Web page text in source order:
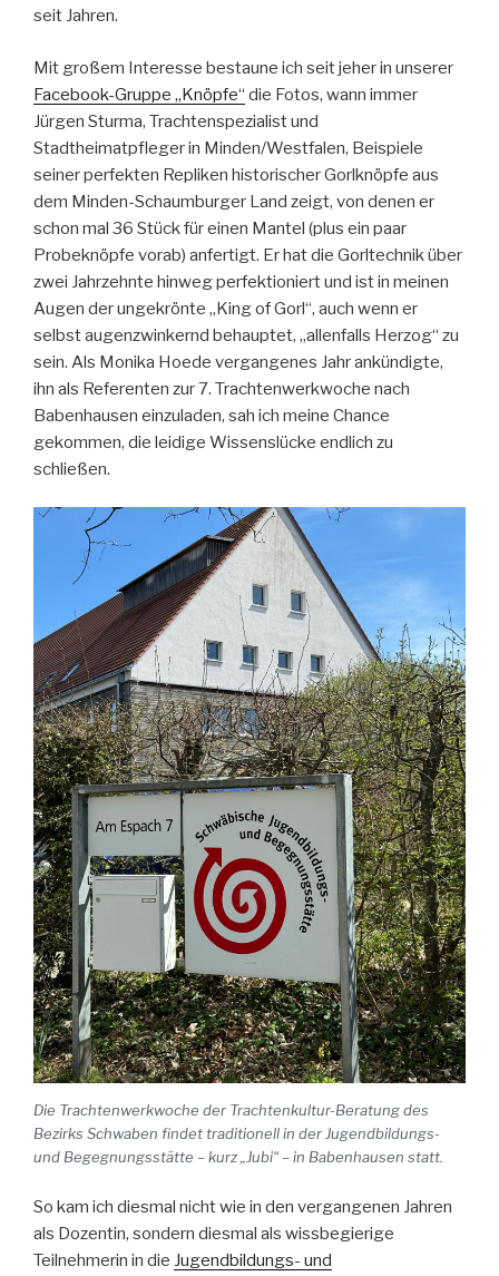
seit Jahren.
Mit großem Interesse bestaune ich seit jeher in unserer
Facebook-Gruppe „Knöpfe“ die Fotos, wann immer
Jürgen Sturma, Trachtenspezialist und
Stadtheimatpfleger in Minden/Westfalen, Beispiele
seiner perfekten Repliken historischer Gorlknöpfe aus
dem Minden-Schaumburger Land zeigt, von denen er
schon mal 36 Stück für einen Mantel (plus ein paar
Probeknöpfe vorab) anfertigt. Er hat die Gorltechnik über
zwei Jahrzehnte hinweg perfektioniert und ist in meinen
Augen der ungekrönte „King of Gorl“, auch wenn er
selbst augenzwinkernd behauptet, „allenfalls Herzog“ zu
sein. Als Monika Hoede vergangenes Jahr ankündigte,
ihn als Referenten zur 7. Trachtenwerkwoche nach
Babenhausen einzuladen, sah ich meine Chance
gekommen, die leidige Wissenslücke endlich zu
schließen.
Die Trachtenwerkwoche der Trachtenkultur-Beratung des
Bezirks Schwaben findet traditionell in der Jugendbildungs-
und Begegnungsstätte – kurz „Jubi“ – in Babenhausen statt.
So kam ich diesmal nicht wie in den vergangenen Jahren
als Dozentin, sondern diesmal als wissbegierige
Teilnehmerin in die Jugendbildungs- und